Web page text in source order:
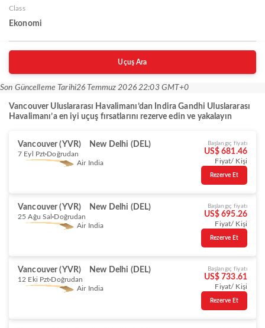
Class
Ekonomi
Uçuş Ara
Son Güncelleme Tarihi26 Temmuz 2026 22:03 GMT+0
Vancouver Uluslararası Havalimanı’dan Indira Gandhi Uluslararası
Havalimanı’a en iyi uçuş fırsatlarını rezerve edin ve yakalayın
Vancouver (YVR) New Delhi (DEL)
7 Eyl Pzt Doğrudan
Air India
Başlangıç fiyatı
US$ 681.46
Fiyat/ Kişi
Rezerve Et
Vancouver (YVR) New Delhi (DEL)
25 Ağu Sal Doğrudan
Air India
Başlangıç fiyatı
US$ 695.26
Fiyat/ Kişi
Rezerve Et
Vancouver (YVR) New Delhi (DEL)
12 Eki Pzt Doğrudan
Air India
Başlangıç fiyatı
US$ 733.61
Fiyat/ Kişi
Rezerve Et